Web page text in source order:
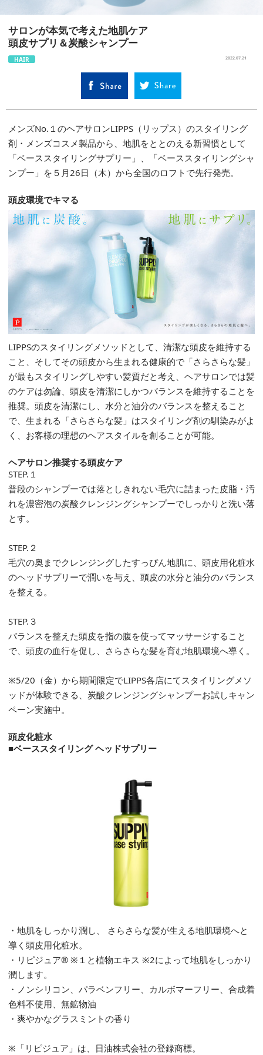
サロンが本気で考えた地肌ケア
頭皮サプリ＆炭酸シャンプー
HAIR 2022.07.21
メンズNo.１のヘアサロンLIPPS（リップス）のスタイリング
剤・メンズコスメ製品から、地肌をととのえる新習慣として
「ベーススタイリングサプリー」、「ベーススタイリングシャ
ンプー」を５月26日（木）から全国のロフトで先行発売。
頭皮環境でキマる
LIPPSのスタイリングメソッドとして、清潔な頭皮を維持する
こと、そしてその頭皮から生まれる健康的で「さらさらな髪」
が最もスタイリングしやすい髪質だと考え、ヘアサロンでは髪
のケアは勿論、頭皮を清潔にしかつバランスを維持することを
推奨。頭皮を清潔にし、水分と油分のバランスを整えること
で、生まれる「さらさらな髪」はスタイリング剤の馴染みがよ
く、お客様の理想のヘアスタイルを創ることが可能。
ヘアサロン推奨する頭皮ケア
STEP.１
普段のシャンプーでは落としきれない毛穴に詰まった皮脂・汚
れを濃密泡の炭酸クレンジングシャンプーでしっかりと洗い落
とす。
STEP.２
毛穴の奥までクレンジングしたすっぴん地肌に、頭皮用化粧水
のヘッドサプリーで潤いを与え、頭皮の水分と油分のバランス
を整える。
STEP.３
バランスを整えた頭皮を指の腹を使ってマッサージすること
で、頭皮の血行を促し、さらさらな髪を育む地肌環境へ導く。
※5/20（金）から期間限定でLIPPS各店にてスタイリングメソ
ッドが体験できる、炭酸クレンジングシャンプーお試しキャン
ペーン実施中。
頭皮化粧水
■ベーススタイリング ヘッドサプリー
・地肌をしっかり潤し、 さらさらな髪が生える地肌環境へと
導く頭皮用化粧水。
・リピジュア®︎ ※１と植物エキス ※2によって地肌をしっかり
潤します。
・ノンシリコン、パラベンフリー、カルボマーフリー、合成着
色料不使用、無鉱物油
・爽やかなグラスミントの香り
※「リピジュア」は、日油株式会社の登録商標。